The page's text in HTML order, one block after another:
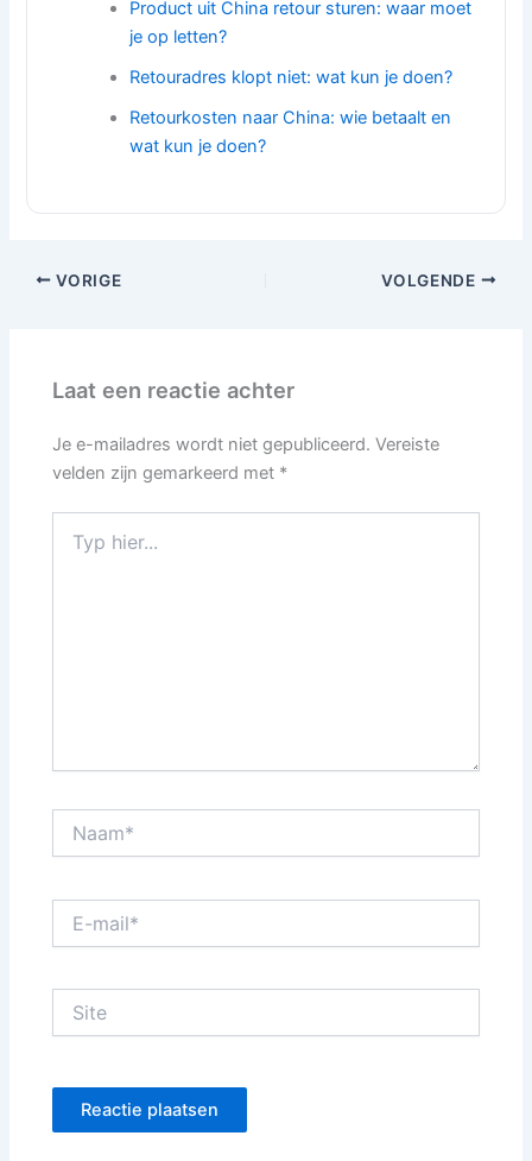
Product uit China retour sturen: waar moet
je op letten?
Retouradres klopt niet: wat kun je doen?
Retourkosten naar China: wie betaalt en
wat kun je doen?
VORIGE VOLGENDE
Laat een reactie achter
Je e-mailadres wordt niet gepubliceerd. Vereiste
velden zijn gemarkeerd met *
hier...
mail*